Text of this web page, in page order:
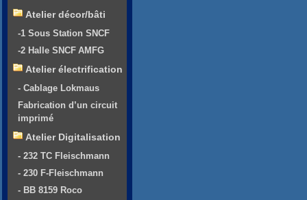
Atelier décor/bâti
-1 Sous Station SNCF
-2 Halle SNCF AMFG
Atelier électrification
- Cablage Lokmaus
Fabrication d’un circuit
imprimé
Atelier Digitalisation
- 232 TC Fleischmann
- 230 F-Fleischmann
- BB 8159 Roco